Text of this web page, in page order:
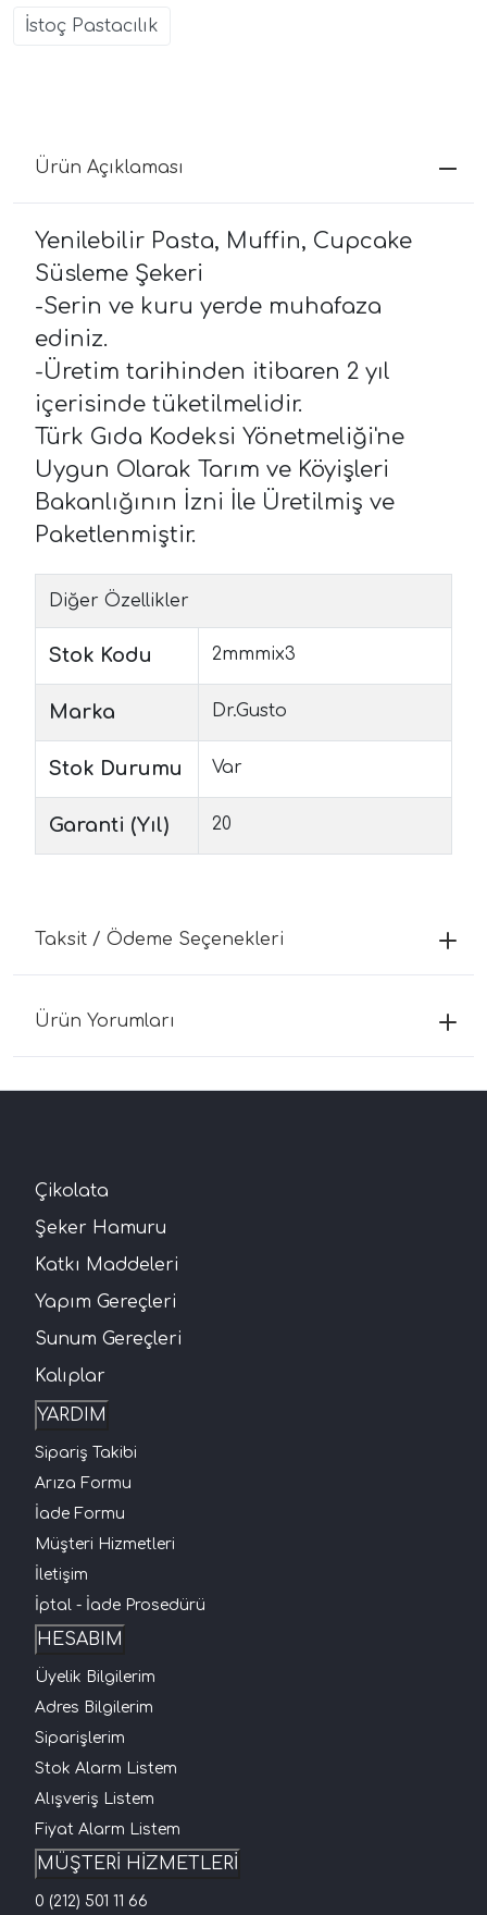
İstoç Pastacılık
Ürün Açıklaması
Yenilebilir Pasta, Muffin, Cupcake
Süsleme Şekeri
-Serin ve kuru yerde muhafaza
ediniz.
-Üretim tarihinden itibaren 2 yıl
içerisinde tüketilmelidir.
Türk Gıda Kodeksi Yönetmeliği'ne
Uygun Olarak Tarım ve Köyişleri
Bakanlığının İzni İle Üretilmiş ve
Paketlenmiştir.
Diğer Özellikler
Stok Kodu 2mmmix3
Marka Dr.Gusto
Stok Durumu Var
Garanti (Yıl) 20
Taksit / Ödeme Seçenekleri
Ürün Yorumları
Çikolata
Şeker Hamuru
Katkı Maddeleri
Yapım Gereçleri
Sunum Gereçleri
Kalıplar
YARDIM
Sipariş Takibi
Arıza Formu
İade Formu
Müşteri Hizmetleri
İletişim
İptal - İade Prosedürü
HESABIM
Üyelik Bilgilerim
Adres Bilgilerim
Siparişlerim
Stok Alarm Listem
Alışveriş Listem
Fiyat Alarm Listem
MÜŞTERİ HİZMETLERİ
0 (212) 501 11 66